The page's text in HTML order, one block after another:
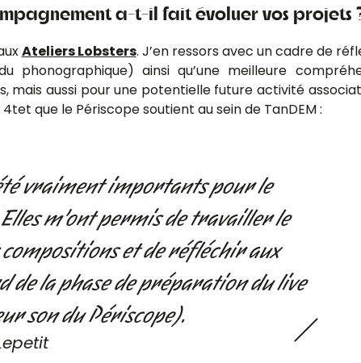
a-t-il fait évoluer vos projets
Ateliers Lobsters. J’en ressors avec un cadre de
ainsi qu’une meilleure
aussi pour une potentielle future activité
4tet que le Périscope soutient au sein de TanDEM :
vraiment importants pour le
m’ont permis de travailler le
et de réfléchir aux
la phase de préparation du live
son du Périscope).